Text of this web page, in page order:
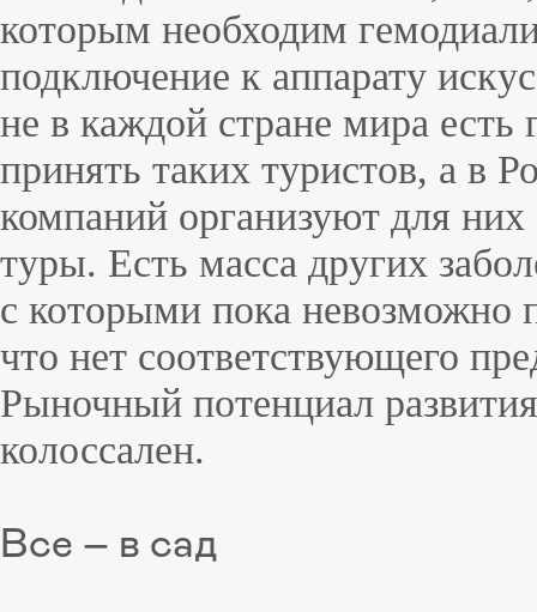
которым необходим
подключение к аппарату
не в каждой стране мира
принять таких туристов, а в
компаний организуют для
туры. Есть масса других
с которыми пока невозможно
что нет соответствующего
Рыночный потенциал
колоссален.
Все – в сад